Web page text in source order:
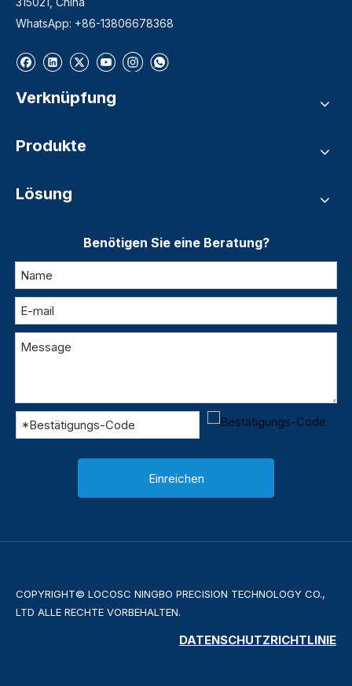
WhatsApp: +86-13806678368
Verknüpfung
Produkte
Lösung
Benötigen Sie eine Beratung?
Einreichen
COPYRIGHT© LOCOSC NINGBO PRECISION TECHNOLOGY CO.,
LTD ALLE RECHTE VORBEHALTEN.
DATENSCHUTZRICHTLINIE